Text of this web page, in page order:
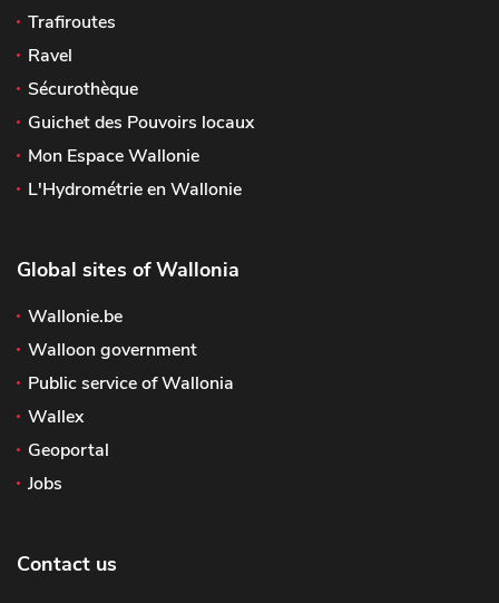
Trafiroutes
Ravel
Sécurothèque
Guichet des Pouvoirs locaux
Mon Espace Wallonie
L'Hydrométrie en Wallonie
Global sites of Wallonia
Wallonie.be
Walloon government
Public service of Wallonia
Wallex
Geoportal
Jobs
Contact us